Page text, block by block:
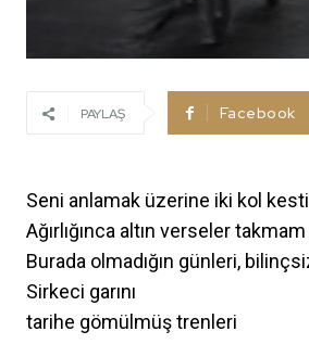
PAYLAŞ Facebook
Seni anlamak üzerine iki kol
Ağırlığınca altın verseler
Burada olmadığın günleri,
Sirkeci garını
tarihe gömülmüş trenleri